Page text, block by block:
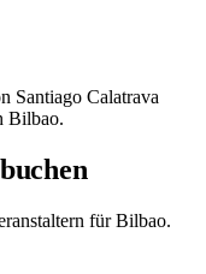
Santiago Calatrava
Bilbao.
für Bilbao.